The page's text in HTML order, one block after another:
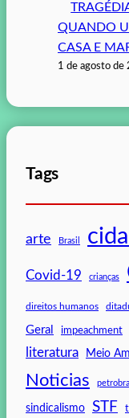
QUANDO
CASA E
1 de agosto de
Tags
arte Brasil
Covid-19 crianças
direitos humanos
Geral impeachment
literatura Meio
Noticias
sindicalismo STF